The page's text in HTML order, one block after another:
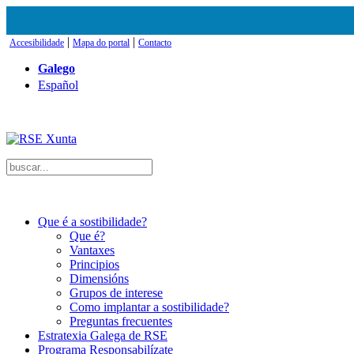
Accesibilidade | Mapa do portal | Contacto
Galego
Español
Que é a sostibilidade?
Que é?
Vantaxes
Principios
Dimensións
Grupos de interese
Como implantar a sostibilidade?
Preguntas frecuentes
Estratexia Galega de RSE
Programa Responsabilízate